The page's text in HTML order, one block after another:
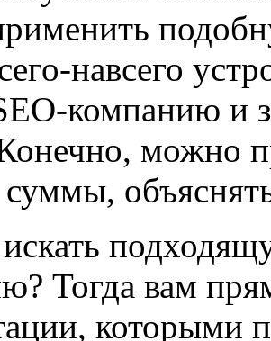
навсего
компанию и
можно
суммы,
Тогда вам
которыми